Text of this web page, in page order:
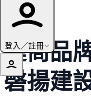
登入／註冊
建商品
磬揚建